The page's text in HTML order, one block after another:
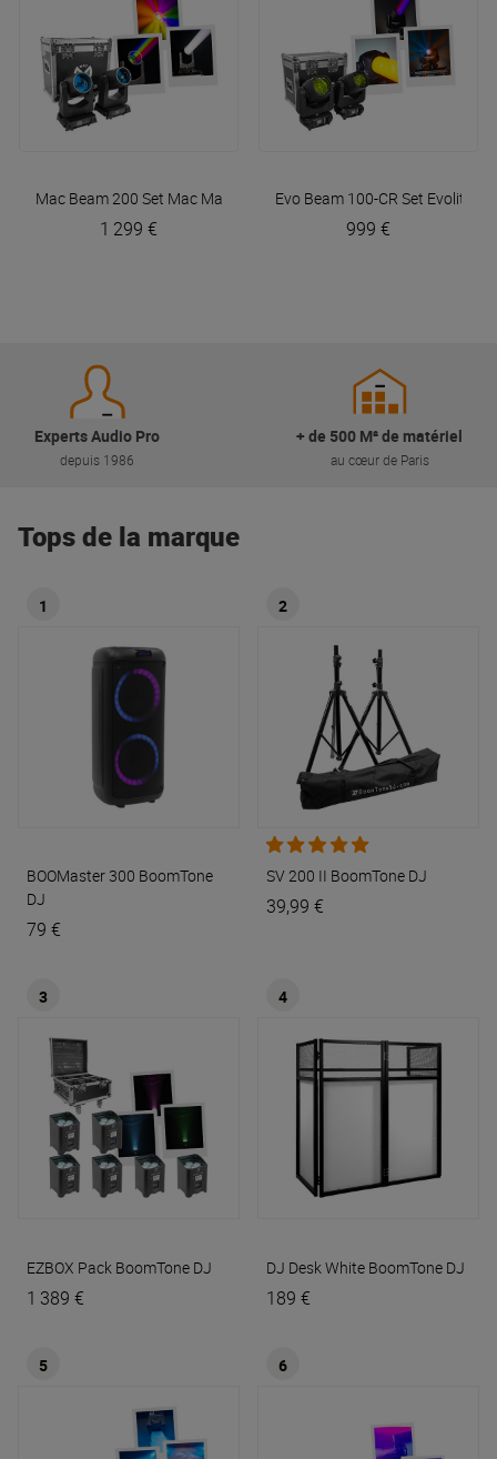
Mac Beam 200 Set Mac Mah
1 299 €
Evo Beam 100-CR Set Evolite
999 €
Experts Audio Pro
depuis 1986
+ de 500 M² de matériel
au cœur de Paris
Tops de la marque
1
BOOMaster 300 BoomTone
DJ
79 €
2
SV 200 II BoomTone DJ
39,99 €
3
EZBOX Pack BoomTone DJ
1 389 €
4
DJ Desk White BoomTone DJ
189 €
5 6